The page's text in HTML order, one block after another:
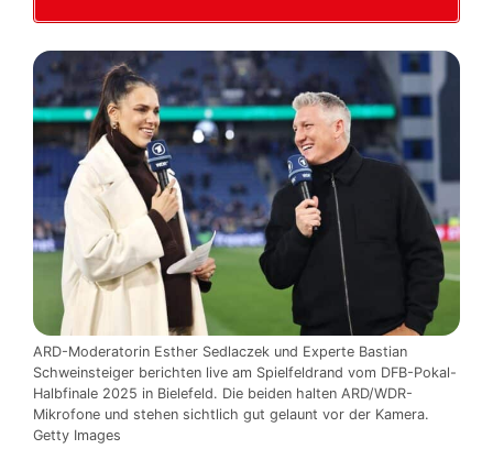
ARD-Moderatorin Esther Sedlaczek und Experte Bastian
Schweinsteiger berichten live am Spielfeldrand vom DFB-Pokal-
Halbfinale 2025 in Bielefeld. Die beiden halten ARD/WDR-
Mikrofone und stehen sichtlich gut gelaunt vor der Kamera.
Getty Images